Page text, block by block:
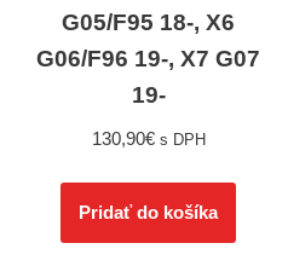
G05/F95 18-, X6
G06/F96 19-, X7 G07
19-
130,90€ s DPH
Pridať do košíka